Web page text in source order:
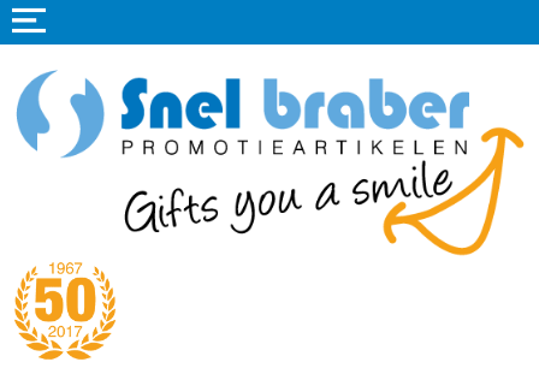
Home
Promotieartikelen
Tassen
Thema's